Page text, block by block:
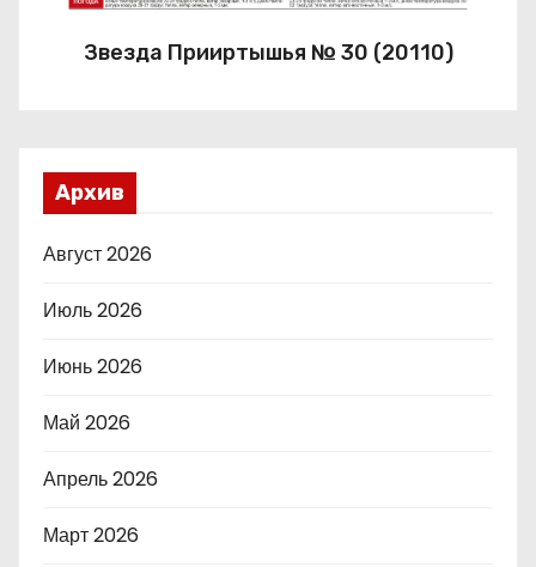
Звезда Прииртышья № 30 (20110)
Архив
Август 2026
Июль 2026
Июнь 2026
Май 2026
Апрель 2026
Март 2026